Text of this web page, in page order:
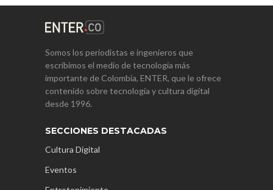
Somos los periodistas e ingenieros que
escribimos el medio de tecnología más
importante de Colombia, ENTER, que le ofrece
contenido sobre tecnología y cultura digital
desde 1996.
SECCIONES DESTACADAS
Cultura Digital
Eventos